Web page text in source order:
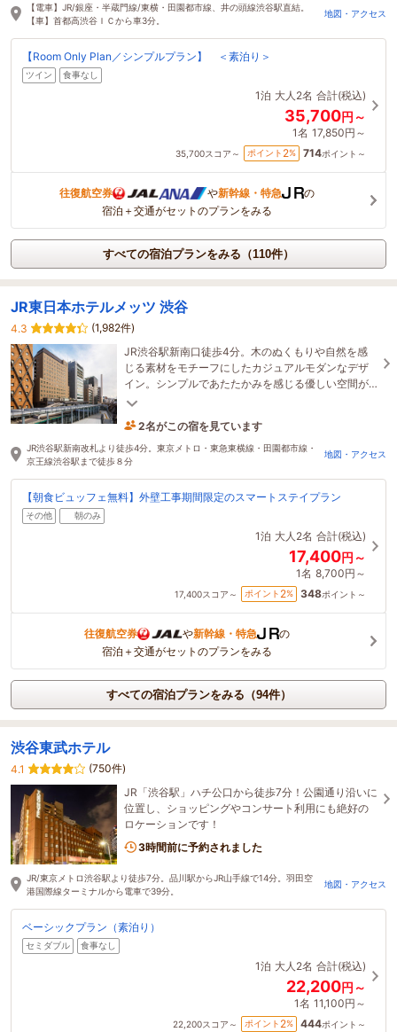
【電車】JR/銀座・半蔵門線/東横・田園都市線、井の頭線渋谷駅直結。
【車】首都高渋谷ＩＣから車3分。
地図・アクセス
【Room Only Plan／シンプルプラン】 ＜素泊り＞
ツイン 食事なし
1泊 大人2名 合計(税込)
35,700円～
1名 17,850円～
35,700スコア～ ポイント 2% 714ポイント～
往復航空券 や新幹線・特急
の
宿泊＋交通がセットのプランをみる
すべての宿泊プランをみる（110件）
JR東日本ホテルメッツ 渋谷
4.3
(1,982件)
JR渋谷駅新南口徒歩4分。木のぬくもりや自然を感
じる素材をモチーフにしたカジュアルモダンなデザ
イン。シンプルであたたかみを感じる優しい空間が
「心地よい」時間を演出します。
2名がこの宿を見ています
JR渋谷駅新南改札より徒歩4分。東京メトロ・東急東横線・田園都市線・
京王線渋谷駅まで徒歩８分
地図・アクセス
【朝食ビュッフェ無料】外壁工事期間限定のスマートステイプラン
その他 朝のみ
1泊 大人2名 合計(税込)
17,400円～
1名 8,700円～
17,400スコア～ ポイント 2% 348ポイント～
往復航空券 や新幹線・特急
の
宿泊＋交通がセットのプランをみる
すべての宿泊プランをみる（94件）
渋谷東武ホテル
4.1
(750件)
JR「渋谷駅」ハチ公口から徒歩7分！公園通り沿いに
位置し、ショッピングやコンサート利用にも絶好の
ロケーションです！
3時間前に予約されました
JR/東京メトロ渋谷駅より徒歩7分。品川駅からJR山手線で14分。羽田空
港国際線ターミナルから電車で39分。
地図・アクセス
ベーシックプラン（素泊り）
セミダブル 食事なし
1泊 大人2名 合計(税込)
22,200円～
1名 11,100円～
22,200スコア～ ポイント 2% 444ポイント～